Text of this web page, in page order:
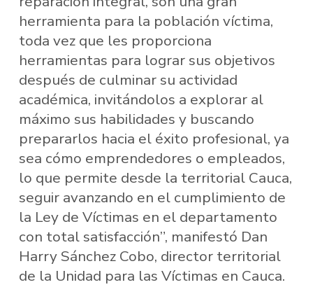
herramienta para la población víctima,
toda vez que les proporciona
herramientas para lograr sus objetivos
después de culminar su actividad
académica, invitándolos a explorar al
máximo sus habilidades y buscando
prepararlos hacia el éxito profesional, ya
sea cómo emprendedores o empleados,
lo que permite desde la territorial Cauca,
seguir avanzando en el cumplimiento de
la Ley de Víctimas en el departamento
con total satisfacción”, manifestó Dan
Harry Sánchez Cobo, director territorial
de la Unidad para las Víctimas en Cauca.